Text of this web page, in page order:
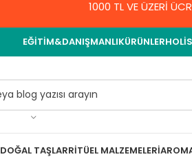
1000 TL VE ÜZERİ
EĞITIM&DANIŞMANLIKÜRÜNLER
DOĞAL TAŞLARRITÜEL MALZEMELERI